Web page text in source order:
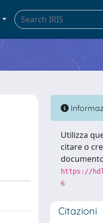
Utilizza
citare o
https://
6
Citazioni